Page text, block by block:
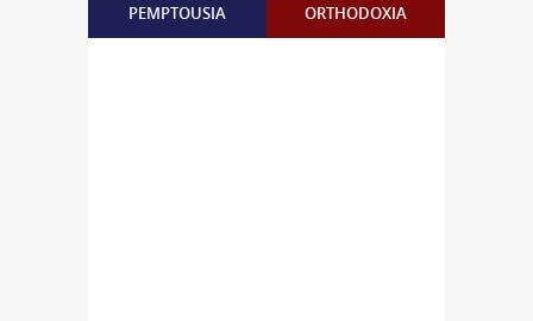
PEMPTOUSIA ORTHODOXIA